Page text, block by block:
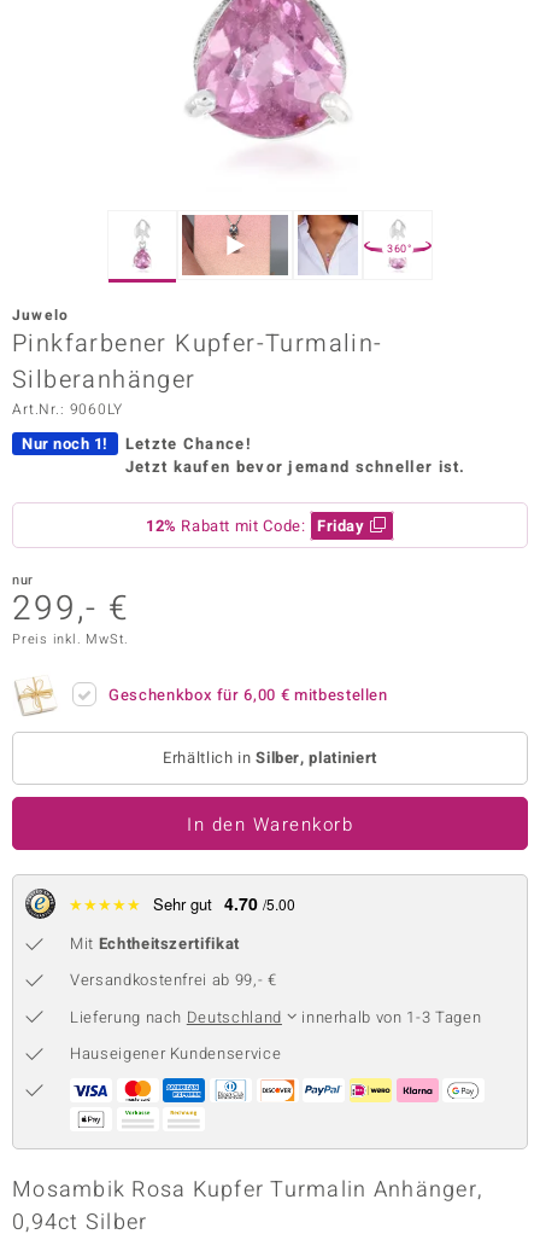
Vogue
Collection
Collection
360°
Juwelo
Pinkfarbener Kupfer-Turmalin-
Silberanhänger
Art.Nr.: 9060LY
Nur noch 1!
Letzte Chance!
Jetzt kaufen bevor jemand schneller ist.
12% Rabatt mit Code: Friday
nur
299,- €
Preis inkl. MwSt.
Geschenkbox für6,00 € mitbestellen
Erhältlich inSilber, platiniert
In den Warenkorb
★★★★★ Sehr gut 4.70 /5.00
Mit Echtheitszertifikat
Versandkostenfrei ab 99,- €
Lieferung nach Deutschland
innerhalb von 1-3 Tagen
Hauseigener Kundenservice
Mosambik Rosa Kupfer Turmalin Anhänger,
0,94ct Silber